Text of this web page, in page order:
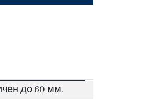
до 60 мм.